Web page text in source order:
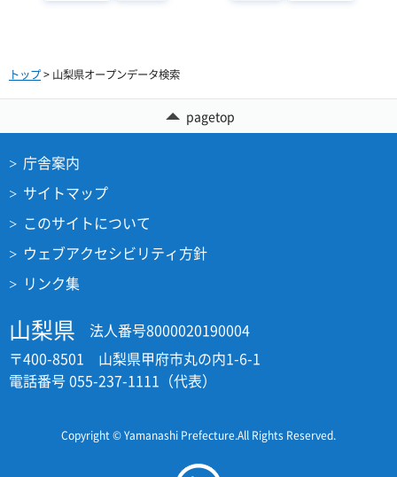
トップ> 山梨県オープンデータ検索
pagetop
庁舎案内
サイトマップ
このサイトについて
ウェブアクセシビリティ方針
リンク集
山梨県
法人番号8000020190004
〒400-8501 山梨県甲府市丸の内1-6-1
電話番号 055-237-1111（代表）
Copyright © Yamanashi Prefecture.All Rights Reserved.